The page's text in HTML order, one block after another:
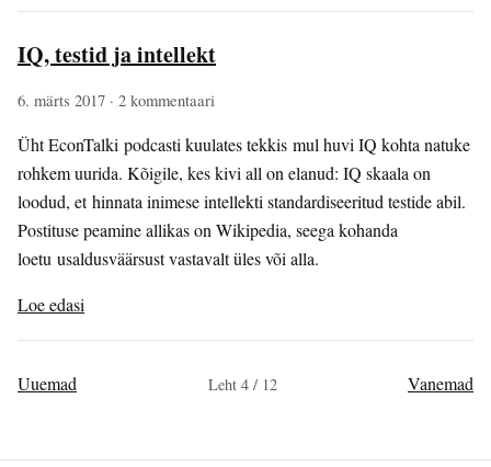
IQ, testid ja intellekt
6. märts 2017 · 2 kommentaari
Üht EconTalki podcasti kuulates tekkis mul huvi IQ kohta natuke
rohkem uurida. Kõigile, kes kivi all on elanud: IQ skaala on
loodud, et hinnata inimese intellekti standardiseeritud testide abil.
Postituse peamine allikas on Wikipedia, seega kohanda
loetu usaldusväärsust vastavalt üles või alla.
Loe edasi
Uuemad Leht 4 / 12 Vanemad